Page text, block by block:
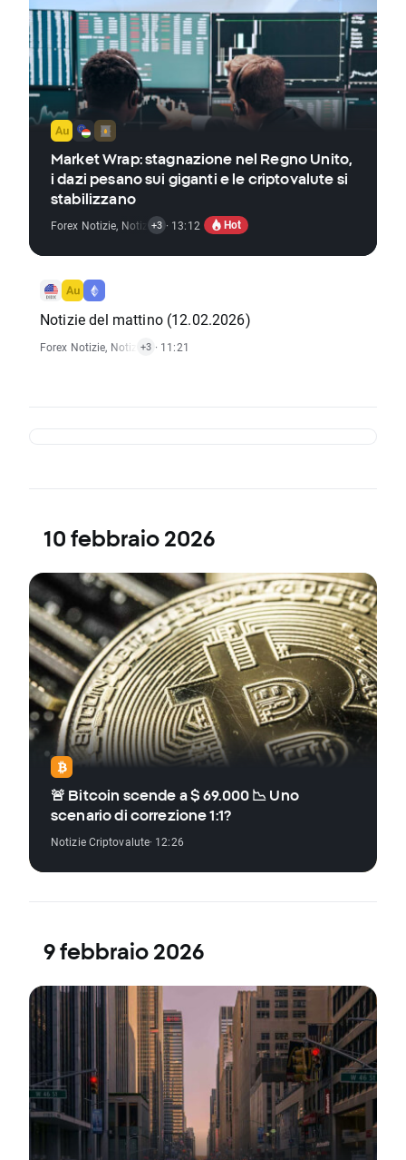
Market Wrap: stagnazione nel Regno Unito,
i dazi pesano sui giganti e le criptovalute si
stabilizzano
Forex Notizie, Notizie Materie Prime,Indici Notizie
+3 · 13:12 Hot
Notizie del mattino (12.02.2026)
Forex Notizie, Notizie Materie Prime
+3 · 11:21
10 febbraio 2026
🚨 Bitcoin scende a $ 69.000 📉 Uno
scenario di correzione 1:1?
Notizie Criptovalute· 12:26
9 febbraio 2026